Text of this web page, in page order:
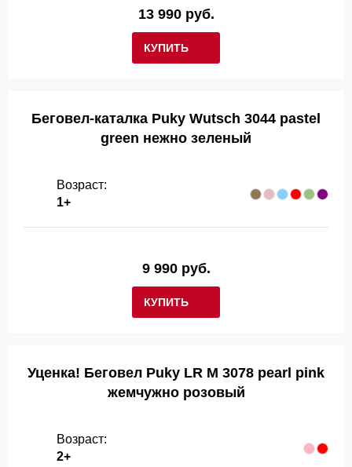
КУПИТЬ
13 990 руб.
Беговел-каталка Puky Wutsch 3044 pastel
green нежно зеленый
Возраст:
1+
КУПИТЬ
9 990 руб.
Уценка! Беговел Puky LR M 3078 pearl pink
жемчужно розовый
Возраст:
2+